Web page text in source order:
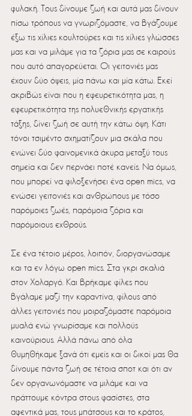
φυλακή. Τους δίνουμε ζωή και αυτά μας δίνουν
πίσω τρόπους να γνωριζόμαστε, να βγάζουμε
έξω τις χίλιες κουλτούρες και τις χίλιες γλώσσες
μας και να μιλάμε για τα ζόρια μας σε καιρούς
που αυτό απαγορεύεται. Οι γειτονιές μας
έχουν δύο όψεις, μία πάνω και μία κάτω. Εκεί
ακριβώς είναι που η εφευρετικότητα μας, η
εφευρετικότητα της πολυεθνικής εργατικής
τάξης, δίνει ζωή σε αυτή την κάτω όψη. Κάτι
τόνοι τσιμέντο σχηματίζουν μια σκάλα που
ενώνει δύο φαινομενικά άκυρα μεταξύ τους
σημεία και δεν περνάει ποτέ κανείς. Να όμως,
που μπορεί να φιλοξενήσει ένα open mics, να
ενώσει γειτονιές και ανθρώπους με τόσο
παρόμοιες ζωές, παρόμοια ζόρια και
παρόμοιους εχθρούς.
Σε ένα τέτοιο μέρος, λοιπόν, διοργανώσαμε
και τα εν λόγω open mics. Στα γκρι σκαλιά
στον Χολαργό. Και βρήκαμε φίλες που
βγάλαμε μαζί την καραντίνα, φίλους από
άλλες γειτονιές που μοιραζόμαστε παρόμοια
μυαλά ενώ γνωρίσαμε και πολλούς
καινούριους. Αλλά πάνω από όλα
θυμηθήκαμε ξανά ότι εμείς και οι δικοί μας θα
δίνουμε πάντα ζωή σε τέτοια σποτ και ότι αν
δεν οργανωνόμαστε να μιλάμε και να
πράττουμε κόντρα στους φασίστες, στα
αφεντικά μας, τους μπάτσους και το κράτος,